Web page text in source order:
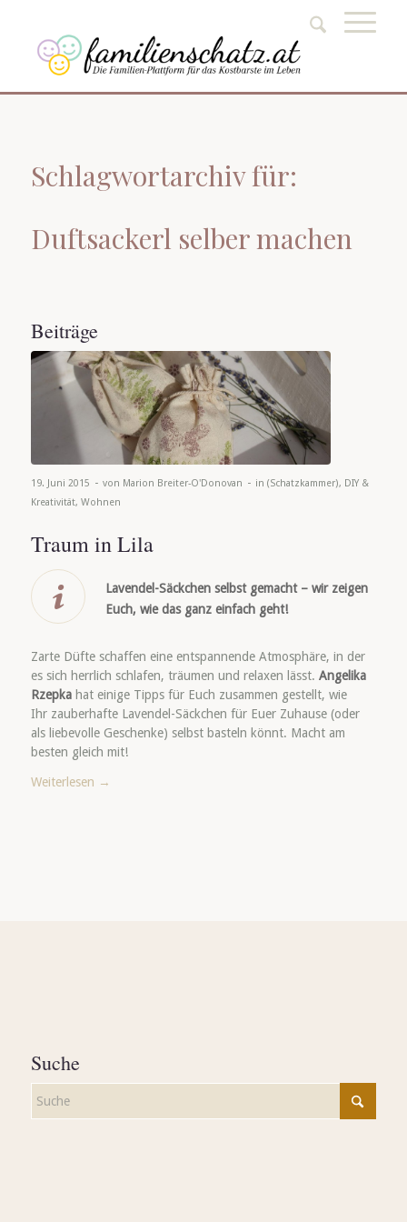
Schlagwortarchiv für:
Duftsackerl selber machen
Beiträge
19. Juni 2015 - von Marion Breiter-O'Donovan - in (Schatzkammer), DIY &
Kreativität, Wohnen
Traum in Lila
Lavendel-Säckchen selbst gemacht – wir zeigen
Euch, wie das ganz einfach geht!
Zarte Düfte schaffen eine entspannende Atmosphäre, in der
es sich herrlich schlafen, träumen und relaxen lässt. Angelika
Rzepkahat einige Tipps für Euch zusammen gestellt, wie
Ihr zauberhafte Lavendel-Säckchen für Euer Zuhause (oder
als liebevolle Geschenke) selbst basteln könnt. Macht am
besten gleich mit!
Weiterlesen →
Suche